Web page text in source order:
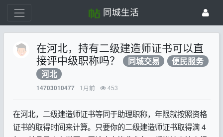
同城生活
在河北，持有二级建造师证书可以直
接评中级职称吗？ 同城交易
便民服务
河北
14703010477 1月前 453
在河北，二级建造师证书等同于助理职称，年限就按照资格
证书的取得时间来计算。只要你的二级建造师证书取得满 4